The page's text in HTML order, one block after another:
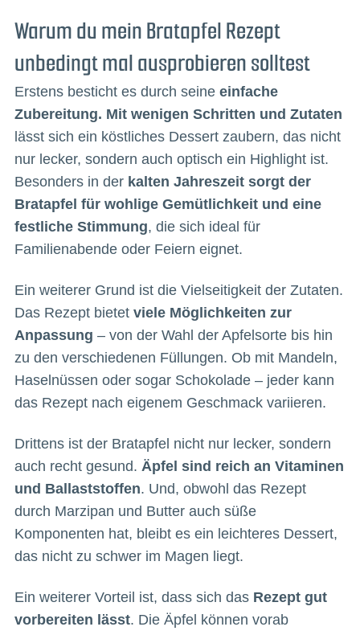
Warum du mein Bratapfel Rezept
unbedingt mal ausprobieren solltest
Erstens besticht es durch seine einfache
Zubereitung. Mit wenigen Schritten und Zutaten
lässt sich ein köstliches Dessert zaubern, das nicht
nur lecker, sondern auch optisch ein Highlight ist.
Besonders in der kalten Jahreszeit sorgt der
Bratapfel für wohlige Gemütlichkeit und eine
festliche Stimmung, die sich ideal für
Familienabende oder Feiern eignet.
Ein weiterer Grund ist die Vielseitigkeit der Zutaten.
Das Rezept bietet viele Möglichkeiten zur
Anpassung – von der Wahl der Apfelsorte bis hin
zu den verschiedenen Füllungen. Ob mit Mandeln,
Haselnüssen oder sogar Schokolade – jeder kann
das Rezept nach eigenem Geschmack variieren.
Drittens ist der Bratapfel nicht nur lecker, sondern
auch recht gesund. Äpfel sind reich an Vitaminen
und Ballaststoffen. Und, obwohl das Rezept
durch Marzipan und Butter auch süße
Komponenten hat, bleibt es ein leichteres Dessert,
das nicht zu schwer im Magen liegt.
Ein weiterer Vorteil ist, dass sich das Rezept gut
vorbereiten lässt. Die Äpfel können vorab